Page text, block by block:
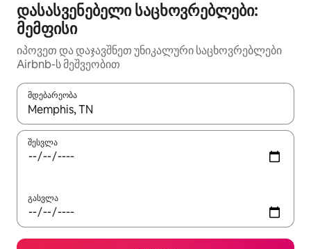
დასასვენებელი საცხოვრებლები:
მემფისი
იპოვეთ და დაჯავშნეთ უნიკალური საცხოვრებლები
Airbnb-ს მეშვეობით
მდებარეობა
როცა შედეგები ხელმისაწვდომი გახდება, ნავიგაციისთვის
შესვლა
გასვლა